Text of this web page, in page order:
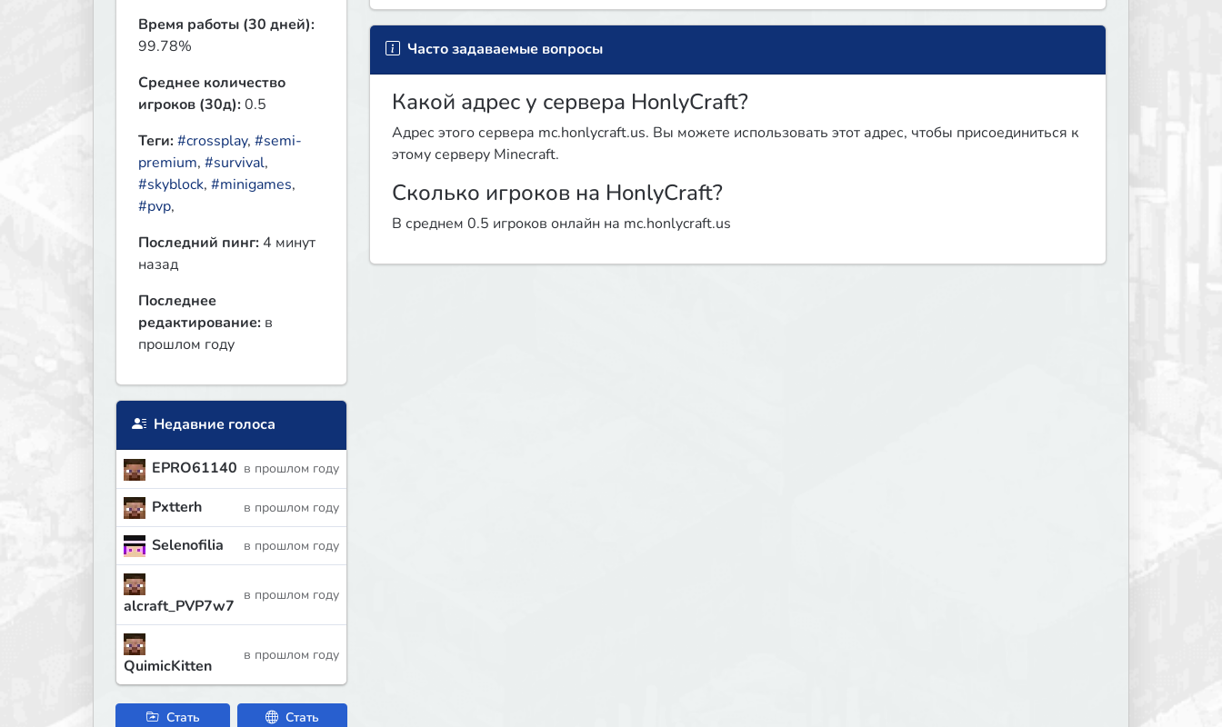
Время работы (30 дней):
99.78%
Среднее количество
игроков (30д):0.5
Теги:#crossplay, #semi-
premium, #survival,
#skyblock, #minigames,
#pvp,
Последний пинг: 4 минут
назад
Последнее
редактирование: в
прошлом году
Недавние голоса
EPRO61140 в прошлом году
Pxtterh в прошлом году
Selenofilia в прошлом году
alcraft_PVP7w7
в прошлом году
QuimicKitten
в прошлом году
Стать
Стать
Часто задаваемые вопросы
Какой адрес у сервера HonlyCraft?
Адрес этого сервера mc.honlycraft.us. Вы можете использовать этот адрес, чтобы присоединиться к
этому серверу Minecraft.
Сколько игроков на HonlyCraft?
В среднем 0.5 игроков онлайн на mc.honlycraft.us